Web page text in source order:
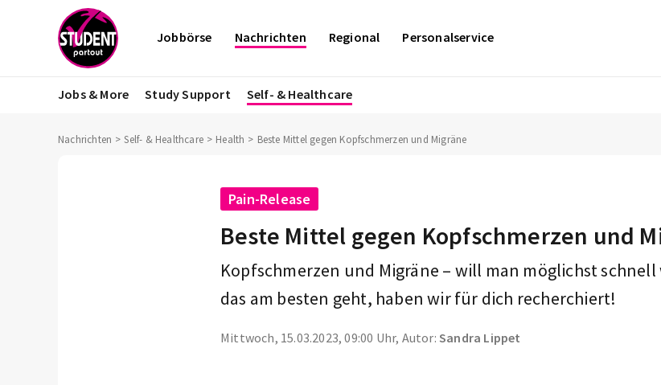
Jobbörse Nachrichten Regional Personalservice
Jobs & More Study Support Self- & Healthcare
Nachrichten Self- & Healthcare Health Beste Mittel gegen Kopfschmerzen und Migräne
Pain-Release
Beste Mittel gegen Kopfschmerzen und
Kopfschmerzen und Migräne – will man möglichst
das am besten geht, haben wir für dich recherchiert!
Mittwoch, 15.03.2023, 09:00 Uhr, Autor: Sandra Lippet